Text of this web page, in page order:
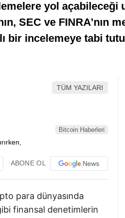
yol açabileceği
SEC ve FINRA’nın
bir incelemeye tabi
TÜM YAZILARI
Bitcoin Haberleri
ABONE OL
para dünyasında
finansal denetimlerin